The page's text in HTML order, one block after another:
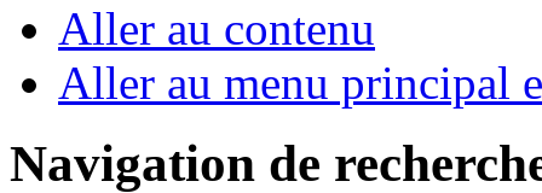
Aller au contenu
Aller au menu principal
Navigation de